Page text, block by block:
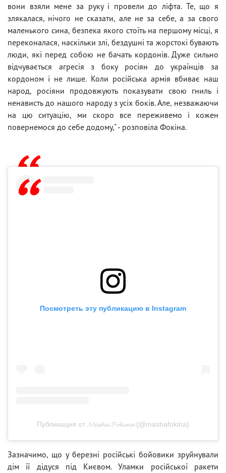
вони взяли мене за руку і провели до ліфта. Те, що я
злякалася, нічого не сказати, але не за себе, а за свого
маленького сина, безпека якого стоїть на першому місці, я
переконалася, наскільки злі, бездушні та жорстокі бувають
люди, які перед собою не бачать кордонів. Дуже сильно
відчувається агресія з боку росіян до українців за
кордоном і не лише. Коли російська армія вбиває наш
народ, росіяни продовжують показувати свою гниль і
ненависть до нашого народу з усіх боків. Але, незважаючи
на цю ситуацію, ми скоро все переживемо і кожен
повернемося до себе додому," - розповіла Фокіна.
Посмотреть эту публикацию в Instagram
Публикация от 𝓜𝓪𝓼𝓱𝓪 𝓕𝓸𝓴𝓲𝓷𝓪 (@mashafokina)
Зазначимо, що у березні російські бойовики зруйнували
дім її дідуся під Києвом. Уламки російської ракети